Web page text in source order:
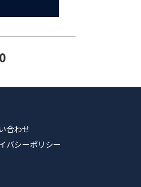
合わせ
バシーポリシー